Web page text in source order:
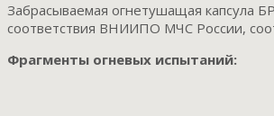
Забрасываемая огнетушащая капсула
соответствия ВНИИПО МЧС России,
Фрагменты огневых испытаний: